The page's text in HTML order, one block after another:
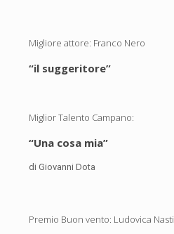
Migliore attore: Franco Nero
“il suggeritore”
Miglior Talento Campano:
“Una cosa mia”
di Giovanni Dota
Premio Buon vento: Ludovica Nasti